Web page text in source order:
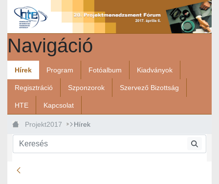
Ugrás a fő tartalomhoz
Navigáció
Hírek Program Fotóalbum Kiadványok
Regisztráció Szponzorok Szervező Bizottság
HTE Kapcsolat
Projekt2017 Hírek